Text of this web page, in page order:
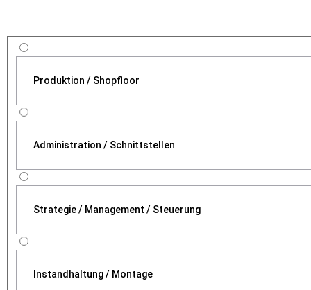
Produktion / Shopfloor
Administration / Schnittstellen
Strategie / Management / Steuerung
Instandhaltung / Montage